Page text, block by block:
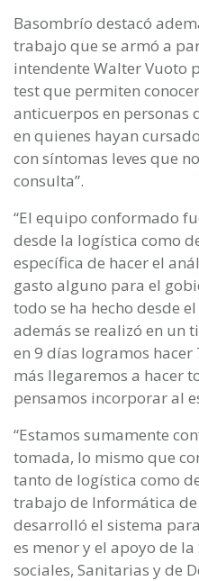
Basombrío destacó
trabajo que se armó a
intendente Walter Vuoto
test que permiten
anticuerpos en personas
en quienes hayan
con síntomas leves que
consulta”.
“El equipo conformado
desde la logística como
específica de hacer el
gasto alguno para el
todo se ha hecho desde
además se realizó en un
en 9 días logramos hacer
más llegaremos a hacer
pensamos incorporar al
“Estamos sumamente
tomada, lo mismo que
tanto de logística como
trabajo de Informática
desarrolló el sistema
es menor y el apoyo de
sociales, Sanitarias y de